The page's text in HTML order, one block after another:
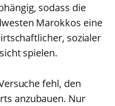
sodass die
Marokkos eine
sozialer
spielen.
fehl, den
anzubauen. Nur